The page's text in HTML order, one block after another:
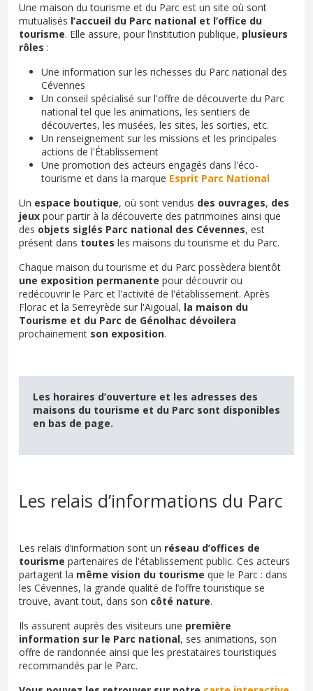
Une maison du tourisme et du Parc est un site où sont
mutualisés l’accueil du Parc national et l’office du
tourisme. Elle assure, pour l’institution publique, plusieurs
rôles :
Une information sur les richesses du Parc national des
Cévennes
Un conseil spécialisé sur l'offre de découverte du Parc
national tel que les animations, les sentiers de
découvertes, les musées, les sites, les sorties, etc.
Un renseignement sur les missions et les principales
actions de l'Établissement
Une promotion des acteurs engagés dans l'éco-
tourisme et dans la marque Esprit Parc National
Un espace boutique, où sont vendus des ouvrages, des
jeux pour partir à la découverte des patrimoines ainsi que
des objets siglés Parc national des Cévennes, est
présent dans toutes les maisons du tourisme et du Parc.
Chaque maison du tourisme et du Parc possèdera bientôt
une exposition permanente pour découvrir ou
redécouvrir le Parc et l'activité de l'établissement. Après
Florac et la Serreyrède sur l'Aigoual, la maison du
Tourisme et du Parc de Génolhac dévoilera
prochainement son exposition.
Les horaires d’ouverture et les adresses des
maisons du tourisme et du Parc sont disponibles
en bas de page.
Les relais d’informations du Parc
Les relais d’information sont un réseau d’offices de
tourisme partenaires de l'établissement public. Ces acteurs
partagent la même vision du tourisme que le Parc : dans
les Cévennes, la grande qualité de l’offre touristique se
trouve, avant tout, dans son côté nature.
Ils assurent auprès des visiteurs une première
information sur le Parc national, ses animations, son
offre de randonnée ainsi que les prestataires touristiques
recommandés par le Parc.